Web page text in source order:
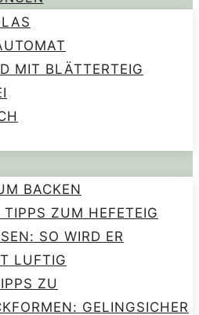
MIT BLÄTTERTEIG
BACKEN
TIPPS ZUM HEFETEIG
SO WIRD ER
LUFTIG
ZU
GELINGSICHER